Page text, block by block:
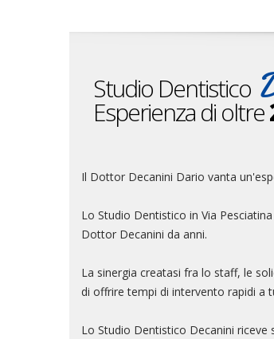
Studio Dentistico
Esperienza di oltre
Il Dottor Decanini Dario vanta
Lo Studio Dentistico in Via
Dottor Decanini da anni.
La sinergia creatasi fra lo staff, le
di offrire tempi di intervento rapidi a
Lo Studio Dentistico Decanini